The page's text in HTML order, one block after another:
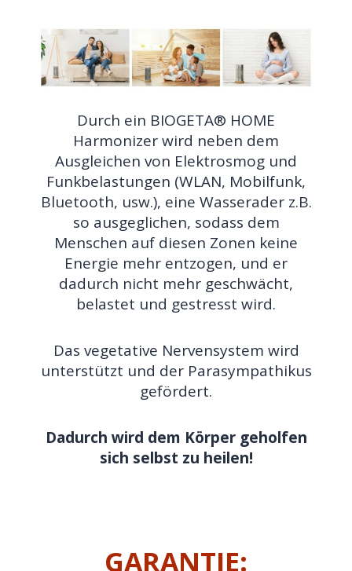
Durch ein BIOGETA® HOME
Harmonizer wird neben dem
Ausgleichen von Elektrosmog und
Funkbelastungen (WLAN, Mobilfunk,
Bluetooth, usw.), eine Wasserader z.B.
so ausgeglichen, sodass dem
Menschen auf diesen Zonen keine
Energie mehr entzogen, und er
dadurch nicht mehr geschwächt,
belastet und gestresst wird.
Das vegetative Nervensystem wird
unterstützt und der Parasympathikus
gefördert.
Dadurch wird dem Körper geholfen
sich selbst zu heilen!
GARANTIE: